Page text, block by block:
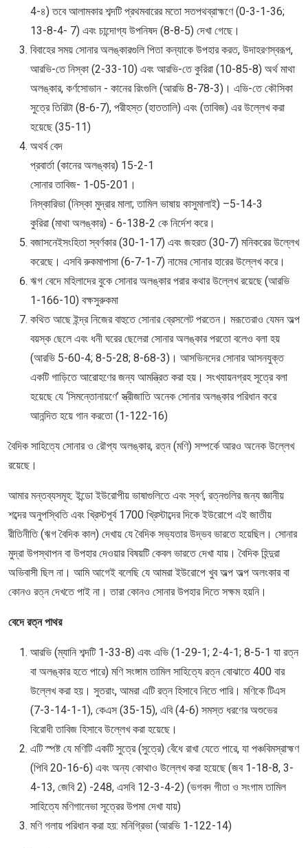
4-৪) তবে আলামকার শব্দটি প্রথমবারের মতো সতপথব্রাহ্মণে (0-3-1-36;
13-8-4- 7) এবং চান্দোগ্য উপনিষদ (8-8-5) দেখা গেছে।
বিবাহের সময় সোনার অলঙ্কারগুলি পিতা কন্যাকে উপহার করত, উদাহরণস্বরূপ,
আরভি-তে নিস্কা (2-33-10) এবং আরভি-তে কুরিরা (10-85-8) অর্থ মাথা
অলঙ্কার, কর্ণসোভান - কানের রিংগুলি (আরভি 8-78-3)। এভি-তে কৌসিকা
সুত্রে তিরিটা (8-6-7), পরীহস্ত (হাততালি) এবং (তাবিজ) এর উল্লেখ করা
হয়েছে (35-11)
অথর্ব বেদ
প্রবার্তা (কানের অলঙ্কার) 15-2-1
সোনার তাবিজ- 1-05-201।
নিস্কারিভা (নিস্কা মুদ্রার মালা; তামিল ভাষায় কাসুমালাই) –5-14-3
কুরিরা (মাথা অলঙ্কার) - 6-138-2 কে নির্দেশ করে।
বজাসনেইসংহিতা স্বর্ণকার (30-1-17) এবং জহরত (30-7) মনিকরের উল্লেখ
করেছে। এসবি রুকমাপাসা (6-7-1-7) নামের সোনার হারের উল্লেখ করে।
ঋগ বেদে মহিলাদের বুকে সোনার অলঙ্কার পরার কথার উল্লেখ রয়েছে (আরভি
1-166-10) বক্ষসুরুকমা
কথিত আছে ইন্দ্র নিজের বাহুতে সোনার ব্রেসলেট পরতেন। মরূতেরাও যেমন অল্প
বয়স্ক ছেলে এবং ধনী ঘরের ছেলেরা সোনার অলঙ্কার পরতো বলেও বলা হয়
(আরভি 5-60-4; 8-5-28; 8-68-3)। আসভিনদের সোনার আসনযুক্ত
একটি গাড়িতে আরোহণের জন্য আমন্ত্রিত করা হয়। সংখ্যায়নগ্রহ সূত্রে বলা
হয়েছে যে ‘সিমন্তোনায়ণে’ স্ত্রীজাতি অনেক সোনার অলঙ্কার পরিধান করে
আনন্দিত হয়ে গান করতো (1-122-16)
বৈদিক সাহিত্যে সোনার ও রৌপ্য অলঙ্কার, রত্ন (মণি) সম্পর্কে আরও অনেক উল্লেখ
রয়েছে।
আমার মন্তব্যসমূহ: ইন্ডো ইউরোপীয় ভাষাগুলিতে এবং স্বর্ণ, রত্নগুলির জন্য জ্ঞানীয়
শব্দের অনুপস্থিতি এবং খ্রিস্টপূর্ব 1700 খ্রিস্টাব্দের দিকে ইউরোপে এই জাতীয়
রীতিনীতি (ঋগ বৈদিক কাল) দেখায় যে বৈদিক সভ্যতার উদ্ভব ভারতে হয়েছিল। সোনার
মুদ্রা উপস্থাপন বা উপহার দেওয়ার বিষয়টি কেবল ভারতে দেখা যায়। বৈদিক হিন্দুরা
অভিবাসী ছিল না। আমি আগেই বলেছি যে আমরা ইউরোপে খুব অল্প অল্প অলংকার বা
কোনও রত্ন দেখতে পাই না। তারা কোনও সোনার উপহার দিতে সক্ষম হয়নি।
বেদে রত্ন পাথর
আরভি (ম্যানি শব্দটি 1-33-8) এবং এভি (1-29-1; 2-4-1; 8-5-1 যা রত্ন
বা অলঙ্কার হতে পারে) মণি সংঙ্গাম তামিল সাহিত্যে রত্ন বোঝাতে 400 বার
উল্লেখ করা হয়। সুতরাং, আমরা এটি রত্ন হিসাবে নিতে পারি। মণিকে টিএস
(7-3-14-1-1), কেএস (35-15), এবি (4-6) সমস্ত ধরণের অশুভের
বিরোধী তাবিজ হিসাবে উল্লেখ করা হয়েছে।
এটি স্পষ্ট যে মণিটি একটি সুত্রে (সুত্রে) বেঁধে রাখা যেতে পারে, যা পঞ্চবিমস্রাহ্মণ
(পিবি 20-16-6) এবং অন্য কোথাও উল্লেখ করা হয়েছে (জব 1-18-8, 3-
4-13, জেবি 2) -248, এসবি 12-3-4-2) (ভগবদ গীতা ও সংগাম তামিল
সাহিত্যে মণিগানেভা সূত্রের উপমা দেখা যায়)
মণি গলায় পরিধান করা হয়: মনিগ্রিভা (আরভি 1-122-14)